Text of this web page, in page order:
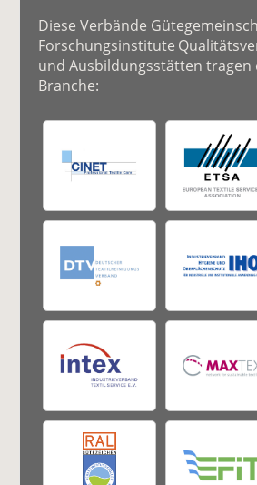
Diese Verbände
Forschungsinstitute
und Ausbildungsstätten tragen
Branche: